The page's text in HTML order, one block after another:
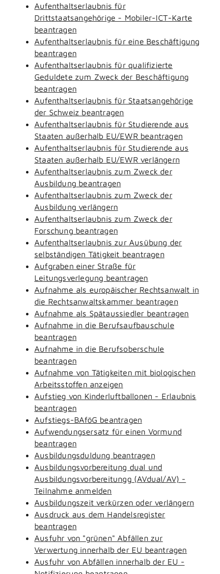
Aufenthaltserlaubnis für
Drittstaatsangehörige - Mobiler-ICT-Karte
beantragen
Aufenthaltserlaubnis für eine Beschäftigung
beantragen
Aufenthaltserlaubnis für qualifizierte
Geduldete zum Zweck der Beschäftigung
beantragen
Aufenthaltserlaubnis für Staatsangehörige
der Schweiz beantragen
Aufenthaltserlaubnis für Studierende aus
Staaten außerhalb EU/EWR beantragen
Aufenthaltserlaubnis für Studierende aus
Staaten außerhalb EU/EWR verlängern
Aufenthaltserlaubnis zum Zweck der
Ausbildung beantragen
Aufenthaltserlaubnis zum Zweck der
Ausbildung verlängern
Aufenthaltserlaubnis zum Zweck der
Forschung beantragen
Aufenthaltserlaubnis zur Ausübung der
selbständigen Tätigkeit beantragen
Aufgraben einer Straße für
Leitungsverlegung beantragen
Aufnahme als europäischer Rechtsanwalt in
die Rechtsanwaltskammer beantragen
Aufnahme als Spätaussiedler beantragen
Aufnahme in die Berufsaufbauschule
beantragen
Aufnahme in die Berufsoberschule
beantragen
Aufnahme von Tätigkeiten mit biologischen
Arbeitsstoffen anzeigen
Aufstieg von Kinderluftballonen - Erlaubnis
beantragen
Aufstiegs-BAföG beantragen
Aufwendungsersatz für einen Vormund
beantragen
Ausbildungsduldung beantragen
Ausbildungsvorbereitung dual und
Ausbildungsvorbereitungg (AVdual/AV) -
Teilnahme anmelden
Ausbildungszeit verkürzen oder verlängern
Ausdruck aus dem Handelsregister
beantragen
Ausfuhr von "grünen" Abfällen zur
Verwertung innerhalb der EU beantragen
Ausfuhr von Abfällen innerhalb der EU -